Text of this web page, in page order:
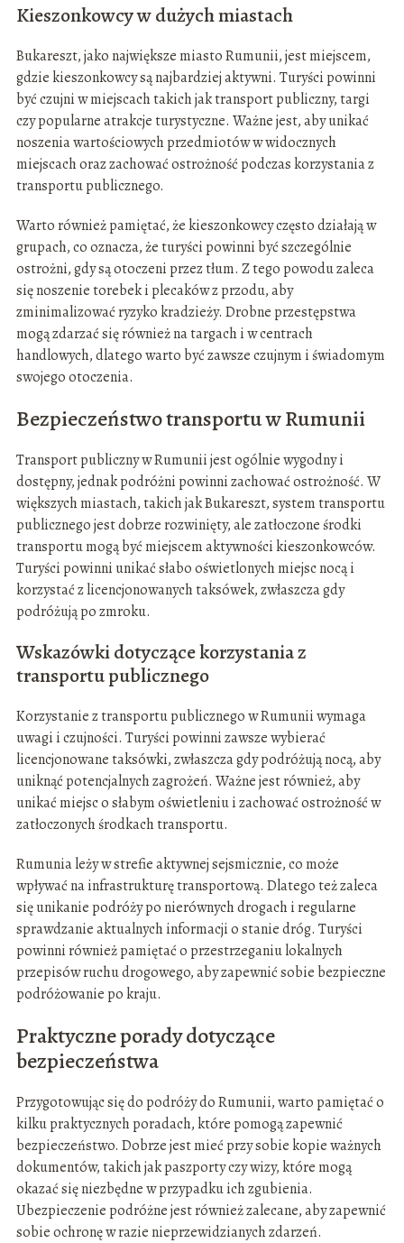
Kieszonkowcy w dużych miastach
Bukareszt, jako największe miasto Rumunii, jest miejscem,
gdzie kieszonkowcy są najbardziej aktywni. Turyści powinni
być czujni w miejscach takich jak transport publiczny, targi
czy popularne atrakcje turystyczne. Ważne jest, aby unikać
noszenia wartościowych przedmiotów w widocznych
miejscach oraz zachować ostrożność podczas korzystania z
transportu publicznego.
Warto również pamiętać, że kieszonkowcy często działają w
grupach, co oznacza, że turyści powinni być szczególnie
ostrożni, gdy są otoczeni przez tłum. Z tego powodu zaleca
się noszenie torebek i plecaków z przodu, aby
zminimalizować ryzyko kradzieży. Drobne przestępstwa
mogą zdarzać się również na targach i w centrach
handlowych, dlatego warto być zawsze czujnym i świadomym
swojego otoczenia.
Bezpieczeństwo transportu w Rumunii
Transport publiczny w Rumunii jest ogólnie wygodny i
dostępny, jednak podróżni powinni zachować ostrożność. W
większych miastach, takich jak Bukareszt, system transportu
publicznego jest dobrze rozwinięty, ale zatłoczone środki
transportu mogą być miejscem aktywności kieszonkowców.
Turyści powinni unikać słabo oświetlonych miejsc nocą i
korzystać z licencjonowanych taksówek, zwłaszcza gdy
podróżują po zmroku.
Wskazówki dotyczące korzystania z
transportu publicznego
Korzystanie z transportu publicznego w Rumunii wymaga
uwagi i czujności. Turyści powinni zawsze wybierać
licencjonowane taksówki, zwłaszcza gdy podróżują nocą, aby
uniknąć potencjalnych zagrożeń. Ważne jest również, aby
unikać miejsc o słabym oświetleniu i zachować ostrożność w
zatłoczonych środkach transportu.
Rumunia leży w strefie aktywnej sejsmicznie, co może
wpływać na infrastrukturę transportową. Dlatego też zaleca
się unikanie podróży po nierównych drogach i regularne
sprawdzanie aktualnych informacji o stanie dróg. Turyści
powinni również pamiętać o przestrzeganiu lokalnych
przepisów ruchu drogowego, aby zapewnić sobie bezpieczne
podróżowanie po kraju.
Praktyczne porady dotyczące
bezpieczeństwa
Przygotowując się do podróży do Rumunii, warto pamiętać o
kilku praktycznych poradach, które pomogą zapewnić
bezpieczeństwo. Dobrze jest mieć przy sobie kopie ważnych
dokumentów, takich jak paszporty czy wizy, które mogą
okazać się niezbędne w przypadku ich zgubienia.
Ubezpieczenie podróżne jest również zalecane, aby zapewnić
sobie ochronę w razie nieprzewidzianych zdarzeń.